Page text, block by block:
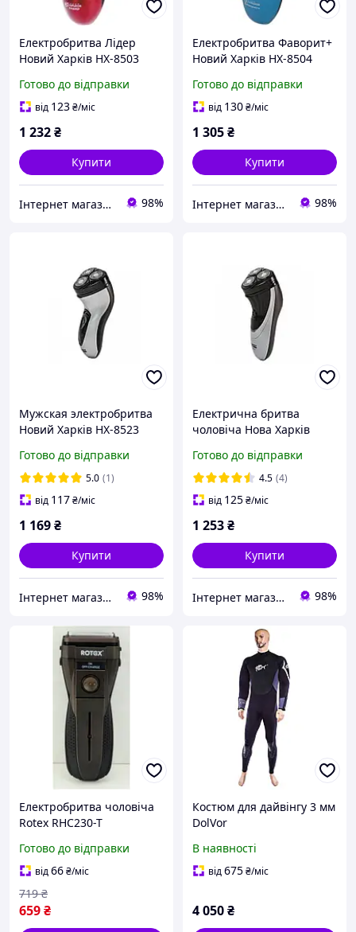
Електробритва Лідер
Новий Харків НХ-8503
Готово до відправки
від 123₴/міс
1 232₴
Купити
Інтернет магазин "Розпродаж" 98%
Електробритва Фаворит+
Новий Харків НХ-8504
Готово до відправки
від 130₴/міс
1 305₴
Купити
Інтернет магазин "Розпродаж" 98%
Мужская электробритва
Новий Харків НХ-8523
(3085005616) D15-2026
Готово до відправки
5.0 (1)
від 117₴/міс
1 169₴
Купити
Інтернет магазин "Розпродаж" 98%
Електрична бритва
чоловіча Нова Харків
(3085094391) D15-2026
Готово до відправки
4.5 (4)
від 125₴/міс
1 253₴
Купити
Інтернет магазин "Розпродаж" 98%
Електробритва чоловіча
Rotex RHC230-T
Готово до відправки
від66₴/міс
659₴
719 ₴
Костюм для дайвінгу 3 мм
DolVor
В наявності
від675₴/міс
4 050₴